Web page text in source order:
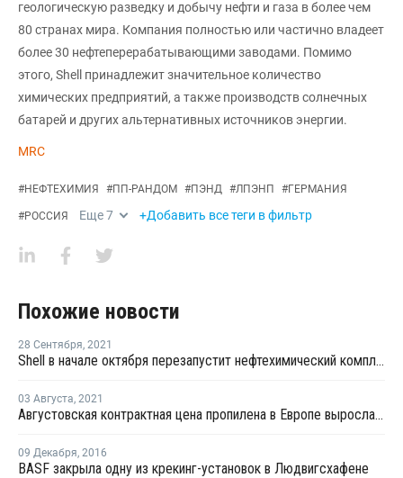
геологическую разведку и добычу нефти и газа в более чем
80 странах мира. Компания полностью или частично владеет
более 30 нефтеперерабатывающими заводами. Помимо
этого, Shell принадлежит значительное количество
химических предприятий, а также производств солнечных
батарей и других альтернативных источников энергии.
MRC
#НЕФТЕХИМИЯ #ПП-РАНДОМ #ПЭНД #ЛПЭНП #ГЕРМАНИЯ
#РОССИЯ Еще7 +Добавить все теги в фильтр
Похожие новости
28 Сентября, 2021
Shell в начале октября перезапустит нефтехимический комплекс в Германии после планового ремонта
03 Августа, 2021
Августовская контрактная цена пропилена в Европе выросла на EUR58 за тонну
09 Декабря, 2016
BASF закрыла одну из крекинг-установок в Людвигсхафене